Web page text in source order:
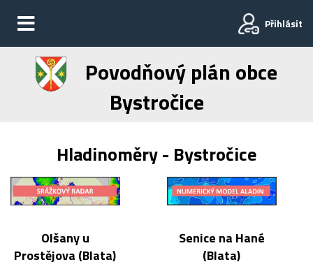
Přihlásit
Povodňový plán obce
Bystročice
Hladinoměry - Bystročice
Olšany u
Prostějova (Blata)
Senice na Hané
(Blata)